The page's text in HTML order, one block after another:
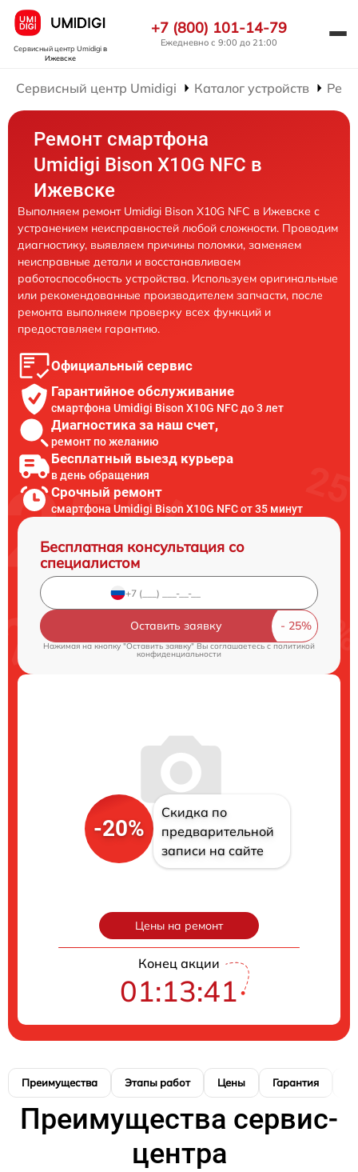
Сервисный центр Umidigiв
Ижевске
+7 (800) 101-14-79
Ежедневно с 9:00 до 21:00
Сервисный центр Umidigi Каталог устройств
Ремонт смартфона
Umidigi Bison X10G NFC в
Ижевске
Выполняем ремонт Umidigi Bison X10G NFC в Ижевске с
устранением неисправностей любой сложности. Проводим
диагностику, выявляем причины поломки, заменяем
неисправные детали и восстанавливаем
работоспособность устройства. Используем оригинальные
или рекомендованные производителем запчасти, после
ремонта выполняем проверку всех функций и
предоставляем гарантию.
Официальный сервис
Гарантийное обслуживание
смартфона Umidigi Bison X10G NFC до 3 лет
Диагностика за наш счет,
ремонт по желанию
Бесплатный выезд курьера
в день обращения
Срочный ремонт
смартфона Umidigi Bison X10G NFC от 35 минут
Бесплатная консультация со
специалистом
Оставить заявку
Нажимая на кнопку "Оставить заявку" Вы соглашаетесь c политикой
конфиденциальности
-20%
Скидка по
предварительной
записи на сайте
Цены на ремонт
Конец акции
01:13:40
Преимущества Этапы работ Цены Гарантия
Преимущества сервис-
центра